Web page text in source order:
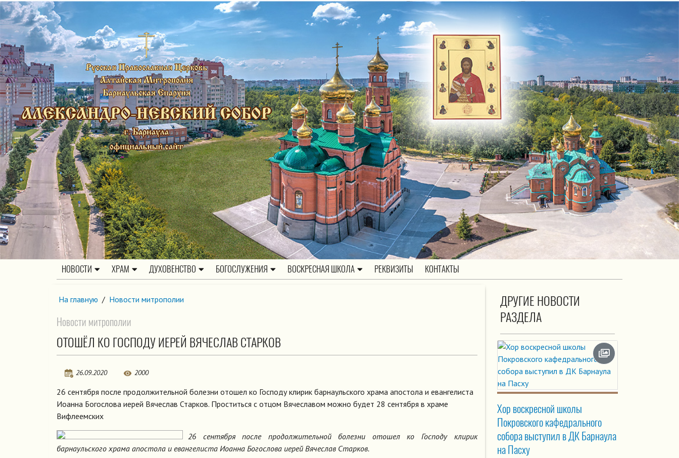
НОВОСТИ ХРАМ ДУХОВЕНСТВО БОГОСЛУЖЕНИЯ ВОСКРЕСНАЯ ШКОЛА РЕКВИЗИТЫ КОНТАКТЫ
На главную / Новости митрополии
Новости митрополии
ОТОШЁЛ КО ГОСПОДУ ИЕРЕЙ ВЯЧЕСЛАВ СТАРКОВ
26.09.2020 2000
26 сентября после продолжительной болезни отошел ко Господу клирик барнаульского храма апостола и евангелиста
Иоанна Богослова иерей Вячеслав Старков. Проститься с отцом Вячеславом можно будет 28 сентября в храме
Вифлеемских
26 сентября после продолжительной болезни отошел ко Господу клирик
барнаульского храма апостола и евангелиста Иоанна Богослова иерей Вячеслав Старков.
ДРУГИЕ НОВОСТИ
РАЗДЕЛА
Хор воскресной школы
Покровского кафедрального
собора выступил в ДК Барнаула
на Пасху